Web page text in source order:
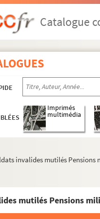
Catalogue
Imprimés
multimédia
invalides mutilés Pensions
mutilés Pensions
Le Saint-Empire Romain
La politique française en
Histoire d'Alsace
Alsatiques divers
L'Alsace au XVIIesiècle -
Procès-verbaux de
Révolution en Alsace